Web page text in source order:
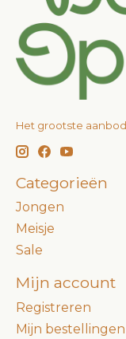
Het grootste
Categorieën
Jongen
Meisje
Sale
Mijn account
Registreren
Mijn bestellingen